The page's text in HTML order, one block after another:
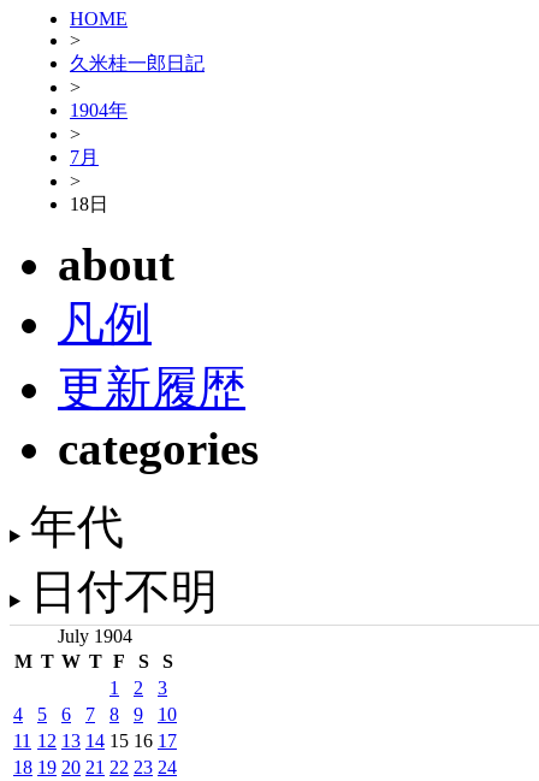
HOME
>
久米桂一郎日記
>
1904年
>
7月
>
18日
about
凡例
更新履歴
categories
年代
日付不明
July 1904
M T W T F S S
1 2
3
4
5 6 7 8 9
10
11 12 13 14 15 16 17
18 19 20 21 22 23 24